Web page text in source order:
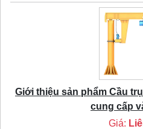
Giới thiệu sản phẩm Cầu
cung cấp
Giá: